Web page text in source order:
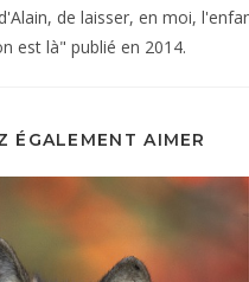
de laisser, en moi,
est là" publié en 2014.
ÉGALEMENT AIMER